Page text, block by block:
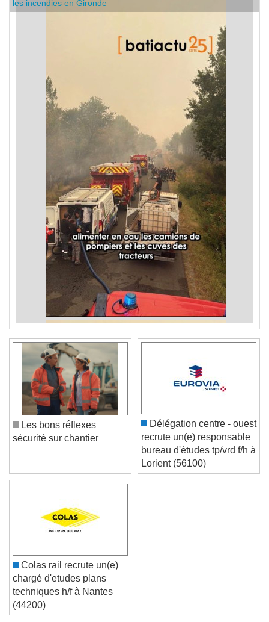
les incendies en Gironde
Les bons réflexes
Délégation centre - ouest
recrute un(e) responsable
bureau d'études tp/vrd f/h à
Lorient (56100)
Colas rail recrute un(e)
chargé d'etudes plans
techniques h/f à Nantes
(44200)